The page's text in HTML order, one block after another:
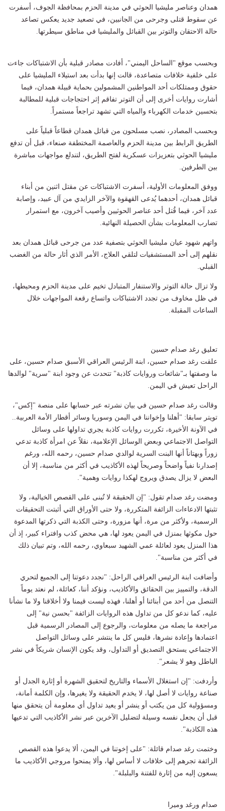
همدان وعناصر مليشيا الحوثي في مدينة الحزم بمحافظة الجوف، أسفرت
عن سقوط قتلى وجرحى من الجانبين، في تصعيد جديد يعكس تصاعد
حالة الاحتقان والتوتر بين القبائل والمليشيا في مناطق سيطرتها.
وبحسب موقع "الساحل اليمني"، أفادت مصادر قبلية بأن الاشتباكات جاءت
على خلفية خلافات متصاعدة، قالت إنها بدأت بعد استيلاء المليشيا على
حقوق وممتلكات أحد المواطنين المشمولين بحماية قبيلة همدان، فيما
أشارت روايات أخرى إلى أن التوتر تفاقم إثر احتجاجات قبلية للمطالبة
بتحسين خدمات الكهرباء والمياه التي تشهد تراجعاً مستمراً.
وبحسب المصادر، نصب مسلحون من قبائل همدان قطاعاً قبلياً على
الطريق الرابط بين مدينة الحزم والعاصمة المختطفة صنعاء، قبل أن تدفع
مليشيا الحوثي بتعزيزات عسكرية لفتح الطريق، لتندلع مواجهات مباشرة
بين الطرفين.
ووفق المعلومات الأولية، أسفرت الاشتباكات عن مقتل اثنين من أبناء
قبائل همدان، أحدهما يُدعى القهقوة والآخر الزايدي من آل عبيد، وإصابة
عدد آخر، فيما قُتل أحد عناصر الحوثيين وأصيب آخرون، مع استمرار
تضارب المعلومات بشأن الحصيلة النهائية.
واتهم شهود عيان مليشيا الحوثي بتصفية عدد من جرحى قبائل همدان بعد
نقلهم إلى أحد المستشفيات لتلقي العلاج، الأمر الذي أثار حالة من الغضب
القبلي.
ولا تزال حالة التوتر والاستنفار المتبادل تخيم على مدينة الحزم ومحيطها،
في ظل مخاوف من تجدد الاشتباكات واتساع رقعة المواجهات خلال
الساعات المقبلة.
تعليق رغد صدام حسين
علقت رغد صدام حسين، ابنة الرئيس العراقي الأسبق صدام حسين، على
ما وصفتها بـ"شائعات وروايات كاذبة" تتحدث عن وجود ابنة "سرية" لوالدها
الراحل تعيش في اليمن.
وقالت رغد صدام حسين في بيان نشرته عبر حسابها على منصة "إكس"،
تويتر سابقا: "أهلنا وإخواننا في اليمن وسوريا وسائر أقطار الأمة العربية..
في الآونة الأخيرة، تكررت روايات كاذبة يجري تداولها على وسائل
التواصل الاجتماعي وبعض الوسائل الإعلامية، نقلاً عن امرأة كاذبة تدعي
زوراً وبهتاناً أنها البنت السرية لوالدي صدام حسين، رحمه الله، ورغم
إصدارنا نفياً واضحاً وصريحاً لهذه الأكاذيب في أكثر من مناسبة، إلا أن
البعض لا يزال يصدق ويروج لهكذا روايات وهمية".
ومضت رغد صدام تقول: "إن الحقيقة لا تُبنى على القصص الخيالية، ولا
تثبتها الادعاءات الزائفة المتكررة، ولا حتى الأوراق التي أثبتت التحقيقات
الرسمية، ولأكثر من مرة، أنها مزورة، وحتى الكذبة التي ذكرتها المدعوة
حول مكوثها بمنزل في اليمن يعود لها، هي محض كذب وافتراء كبير، إذ أن
هذا المنزل يعود لعائلة عمي الشهيد سبعاوي، رحمه الله، وتم تبيان ذلك
في أكثر من مناسبة".
وأضافت ابنة الرئيس العراقي الراحل: "نجدد دعوتنا إلى الجميع لتحري
الدقة، والتمييز بين الحقائق والأكاذيب، ونؤكد أننا، كعائلة، لم نعتد يوماً
التنصل من أحد من أبنائنا أو أهلنا، فهذه ليست قيمنا ولا أخلاقنا ولا ما نشأنا
عليه، كما ندعو كل من تداول هذه الروايات الزائفة "بحسن نية" إلى
مراجعة ما يصله من معلومات، والرجوع إلى المصادر الرسمية قبل
اعتمادها وإعادة نشرها، فليس كل ما ينتشر على وسائل التواصل
الاجتماعي يستحق التصديق أو التداول، وقد يكون الإنسان شريكاً في نشر
الباطل وهو لا يشعر".
وأردفت: "إن استغلال الأسماء والتاريخ لتحقيق الشهرة أو إثارة الجدل أو
صناعة روايات لا أصل لها، لا يخدم الحقيقة ولا يغيرها، وإن الكلمة أمانة،
ومسؤولية كل من يكتب أو ينشر أو يعيد تداول أي معلومة أن يتحقق منها
قبل أن يجعل نفسه وسيلة لتضليل الآخرين عبر نشر الأكاذيب التي تدعيها
هذه الكاذبة".
وختمت رغد صدام قائلة: "على إخوتنا في اليمن، ألا يدعوا هذه القصص
الزائفة تجرهم إلى خلافات لا أساس لها، وألا يمنحوا مروجي الأكاذيب ما
يسعون إليه من إثارة للفتنة والبلبلة".
صدام ورغد وميرا